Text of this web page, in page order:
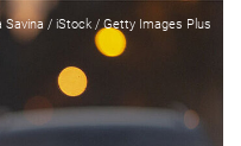
Savina / iStock / Getty Images Plus